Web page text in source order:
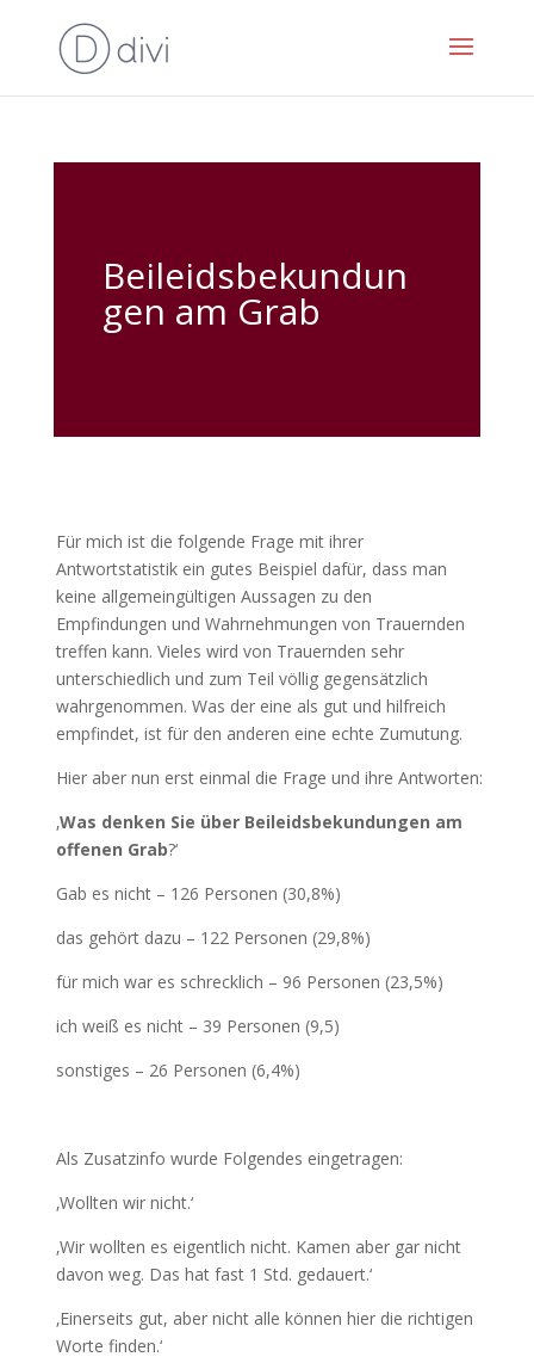
Beileidsbekundun
gen am Grab
Für mich ist die folgende Frage mit ihrer
Antwortstatistik ein gutes Beispiel dafür, dass man
keine allgemeingültigen Aussagen zu den
Empfindungen und Wahrnehmungen von Trauernden
treffen kann. Vieles wird von Trauernden sehr
unterschiedlich und zum Teil völlig gegensätzlich
wahrgenommen. Was der eine als gut und hilfreich
empfindet, ist für den anderen eine echte Zumutung.
Hier aber nun erst einmal die Frage und ihre Antworten:
‚Was denken Sie über Beileidsbekundungen am
offenen Grab?‘
Gab es nicht – 126 Personen (30,8%)
das gehört dazu – 122 Personen (29,8%)
für mich war es schrecklich – 96 Personen (23,5%)
ich weiß es nicht – 39 Personen (9,5)
sonstiges – 26 Personen (6,4%)
Als Zusatzinfo wurde Folgendes eingetragen:
‚Wollten wir nicht.‘
‚Wir wollten es eigentlich nicht. Kamen aber gar nicht
davon weg. Das hat fast 1 Std. gedauert.‘
‚Einerseits gut, aber nicht alle können hier die richtigen
Worte finden.‘